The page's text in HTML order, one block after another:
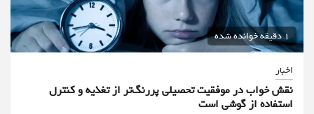
1 دقیقه خوانده شده
اخبار
نقش خواب در موفقیت تحصیلی پررنگ‌تر از تغذیه و کنترل
استفاده از گوشی است